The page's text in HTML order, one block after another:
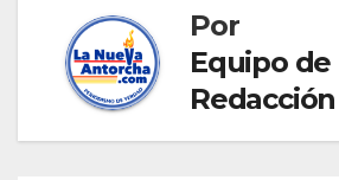
Por
Equipo de